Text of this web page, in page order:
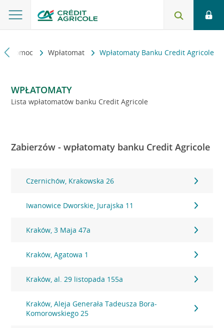
i pomoc Wpłatomat Wpłatomaty Banku Credit Agricole
WPŁATOMATY
Lista wpłatomatów banku Credit Agricole
Zabierzów - wpłatomaty banku Credit Agricole
Czernichów, Krakowska 26
Iwanowice Dworskie, Jurajska 11
Kraków, 3 Maja 47a
Kraków, Agatowa 1
Kraków, al. 29 listopada 155a
Kraków, Aleja Generała Tadeusza Bora-
Komorowskiego 25